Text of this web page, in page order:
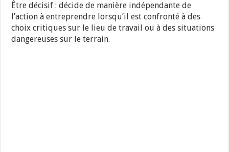
Être décisif : décide de manière indépendante de
l’action à entreprendre lorsqu’il est confronté à des
choix critiques sur le lieu de travail ou à des situations
dangereuses sur le terrain.